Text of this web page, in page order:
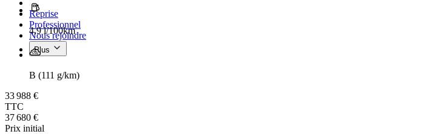
Reprise
Professionnel
Nous rejoindre
Plus
4,9 l/100km
B (111 g/km)
33 988 €
TTC
37 680 €
Prix initial